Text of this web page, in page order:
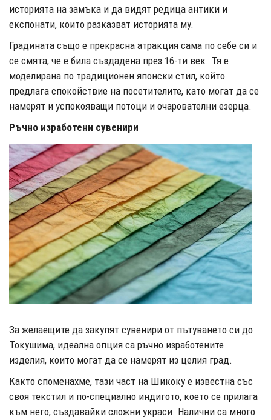
историята на замъка и да видят редица антики и
експонати, които разказват историята му.
Градината също е прекрасна атракция сама по себе си и
се смята, че е била създадена през 16-ти век. Тя е
моделирана по традиционен японски стил, който
предлага спокойствие на посетителите, като могат да се
намерят и успокояващи потоци и очарователни езерца.
Ръчно изработени сувенири
За желаещите да закупят сувенири от пътуването си до
Токушима, идеална опция са ръчно изработените
изделия, които могат да се намерят из целия град.
Както споменахме, тази част на Шикоку е известна със
своя текстил и по-специално индигото, което се прилага
към него, създавайки сложни украси. Налични са много